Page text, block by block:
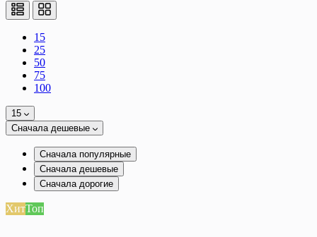
15
25
50
75
100
15
Сначала дешевые
Сначала популярные
Сначала дешевые
Сначала дорогие
ХитТоп